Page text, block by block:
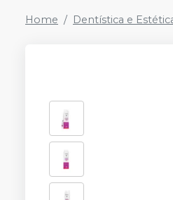
Home Dentística e